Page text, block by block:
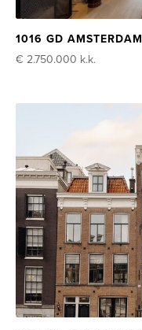
1016 GD AMSTERDAM
€ 2.750.000 k.k.